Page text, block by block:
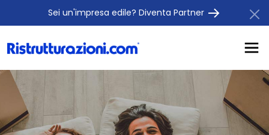
Sei un'impresa edile? Diventa Partner